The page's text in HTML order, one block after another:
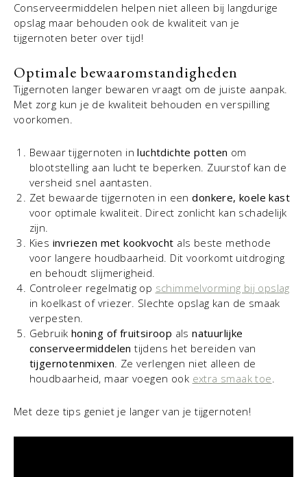
Conserveermiddelen helpen niet alleen bij langdurige
opslag maar behouden ook de kwaliteit van je
tijgernoten beter over tijd!
Optimale bewaaromstandigheden
Tijgernoten langer bewaren vraagt om de juiste aanpak.
Met zorg kun je de kwaliteit behouden en verspilling
voorkomen.
Bewaar tijgernoten inluchtdichte potten om
blootstelling aan lucht te beperken. Zuurstof kan de
versheid snel aantasten.
Zet bewaarde tijgernoten in eendonkere, koele kast
voor optimale kwaliteit. Direct zonlicht kan schadelijk
zijn.
Kies invriezen met kookvocht als beste methode
voor langere houdbaarheid. Dit voorkomt uitdroging
en behoudt slijmerigheid.
Controleer regelmatig op schimmelvorming bij opslag
in koelkast of vriezer. Slechte opslag kan de smaak
verpesten.
Gebruik honing of fruitsiroop alsnatuurlijke
conserveermiddelen tijdens het bereiden van
tijgernotenmixen. Ze verlengen niet alleen de
houdbaarheid, maar voegen ook extra smaak toe.
Met deze tips geniet je langer van je tijgernoten!